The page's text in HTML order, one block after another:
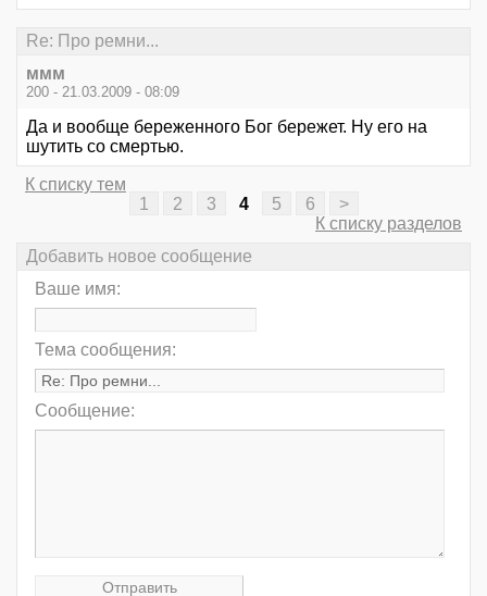
Re: Про ремни...
ммм
200 - 21.03.2009 - 08:09
Да и вообще береженного Бог бережет. Ну его на
шутить со смертью.
К списку тем
1
2 3 4 5 6
>
К списку разделов
Добавить новое сообщение
Ваше имя:
Тема сообщения:
Сообщение: